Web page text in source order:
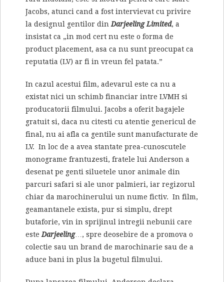
Jacobs, atunci cand a fost intervievat cu privire
la designul gentilor din Darjeeling Limited, a
insistat ca „in mod cert nu este o forma de
product placement, asa ca nu sunt preocupat ca
reputatia (LV) ar fi in vreun fel patata.”
In cazul acestui film, adevarul este ca nu a
existat nici un schimb financiar intre LVMH si
producatorii filmului. Jacobs a oferit bagajele
gratuit si, daca nu citesti cu atentie genericul de
final, nu ai afla ca gentile sunt manufacturate de
LV. In loc de a avea stantate prea-cunoscutele
monograme frantuzesti, fratele lui Anderson a
desenat pe genti siluetele unor animale din
parcuri safari si ale unor palmieri, iar regizorul
chiar da marochinerului un nume fictiv. In film,
geamantanele exista, pur si simplu, drept
butaforie, vin in sprijinul intregii nebunii care
este Darjeeling…, spre deosebire de a promova o
colectie sau un brand de marochinarie sau de a
aduce bani in plus la bugetul filmului.